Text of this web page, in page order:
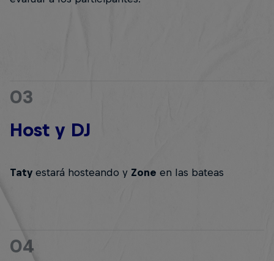
03
Host y DJ
Taty estará hosteando y Zone en las bateas
04